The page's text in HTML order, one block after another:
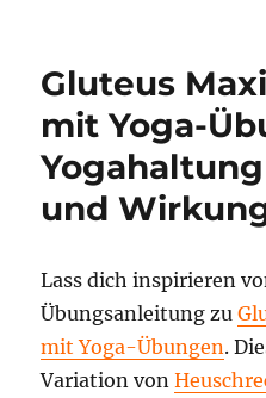
Gluteus
mit Yoga-
und
Lass dich inspirieren
Übungsanleitung zu
mit Yoga-Übungen.
Variation von